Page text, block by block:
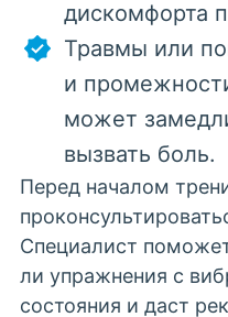
дискомфорта
Травмы или
и
может
вызвать боль.
Перед началом
Специалист
ли упражнения с
состояния и даст